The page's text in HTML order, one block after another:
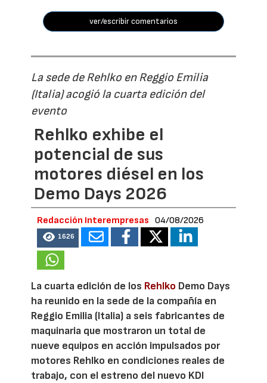
ver/escribir comentarios
La sede de Rehlko en Reggio Emilia
(Italia) acogió la cuarta edición del
evento
Rehlko exhibe el
potencial de sus
motores diésel en los
Demo Days 2026
Redacción Interempresas 04/08/2026
1626
La cuarta edición de los Rehlko Demo Days
ha reunido en la sede de la compañía en
Reggio Emilia (Italia) a seis fabricantes de
maquinaria que mostraron un total de
nueve equipos en acción impulsados por
motores Rehlko en condiciones reales de
trabajo, con el estreno del nuevo KDI